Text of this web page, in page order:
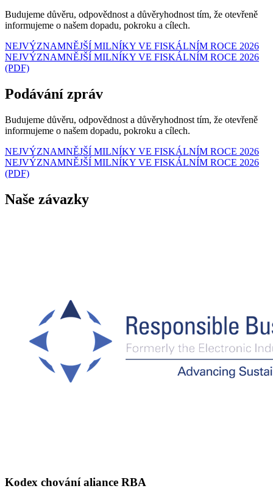
Budujeme důvěru, odpovědnost a důvěryhodnost tím, že otevřeně
informujeme o našem dopadu, pokroku a cílech.
NEJVÝZNAMNĚJŠÍ MILNÍKY VE FISKÁLNÍM ROCE 2026
NEJVÝZNAMNĚJŠÍ MILNÍKY VE FISKÁLNÍM ROCE 2026
(PDF)
Podávání zpráv
Budujeme důvěru, odpovědnost a důvěryhodnost tím, že otevřeně
informujeme o našem dopadu, pokroku a cílech.
NEJVÝZNAMNĚJŠÍ MILNÍKY VE FISKÁLNÍM ROCE 2026
NEJVÝZNAMNĚJŠÍ MILNÍKY VE FISKÁLNÍM ROCE 2026
(PDF)
Naše závazky
Kodex chování aliance RBA